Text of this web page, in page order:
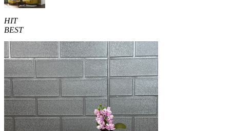
HIT
BEST